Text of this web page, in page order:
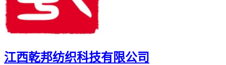
江西乾邦纺织科技有限公司